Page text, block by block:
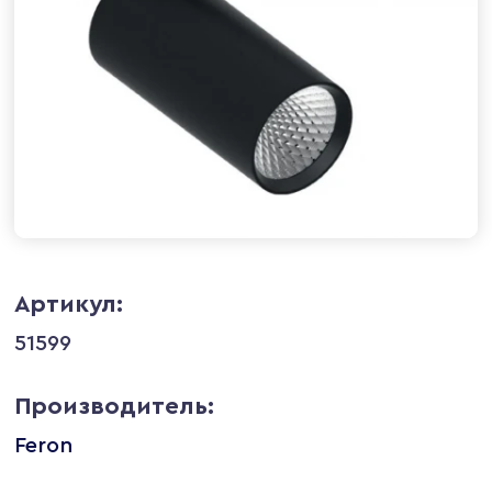
Артикул:
51599
Производитель:
Feron